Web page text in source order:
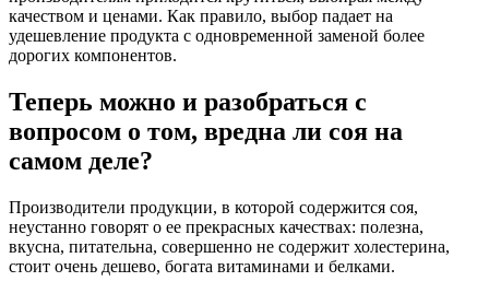
качеством и ценами. Как правило, выбор падает на
удешевление продукта с одновременной заменой более
дорогих компонентов.
Теперь можно и разобраться с
вопросом о том, вредна ли соя на
самом деле?
Производители продукции, в которой содержится соя,
неустанно говорят о ее прекрасных качествах: полезна,
вкусна, питательна, совершенно не содержит холестерина,
стоит очень дешево, богата витаминами и белками.